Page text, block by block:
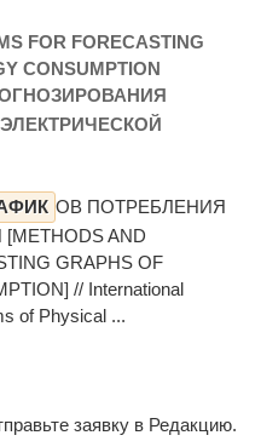
FOR FORECASTING
CONSUMPTION
ОВ ПОТРЕБЛЕНИЯ
AND
GRAPHS OF
// International
of Physical ...
заявку в Редакцию.